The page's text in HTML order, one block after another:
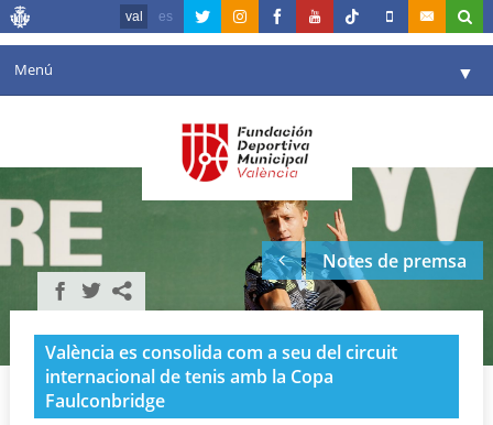
val es
Menú ▼
Agenda
Instal·lacions ▼
Comunicació ▼
València en esport
Portal de Transparència
Reserves
Notes de premsa
València es consolida com a seu del circuit
internacional de tenis amb la Copa
Faulconbridge